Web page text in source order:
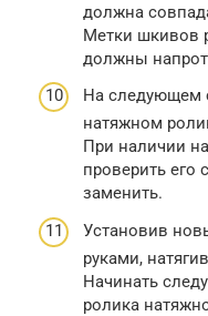
должна
Метки шкивов
должны
На следующем
натяжном
При наличии
проверить его
заменить.
Установив
руками,
Начинать
ролика